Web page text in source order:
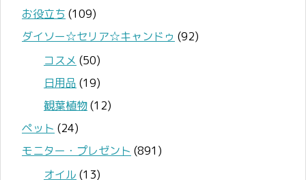
お役立ち (109)
ダイソー☆セリア☆キャンドゥ (92)
コスメ (50)
日用品 (19)
観葉植物(12)
ペット (24)
モニター・プレゼント (891)
オイル (13)